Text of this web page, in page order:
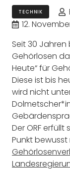
TECHNIK
12.
Seit 30
Gehörlosen
Heute“ für
Diese ist bis
wird nicht
Der ORF
Punkt